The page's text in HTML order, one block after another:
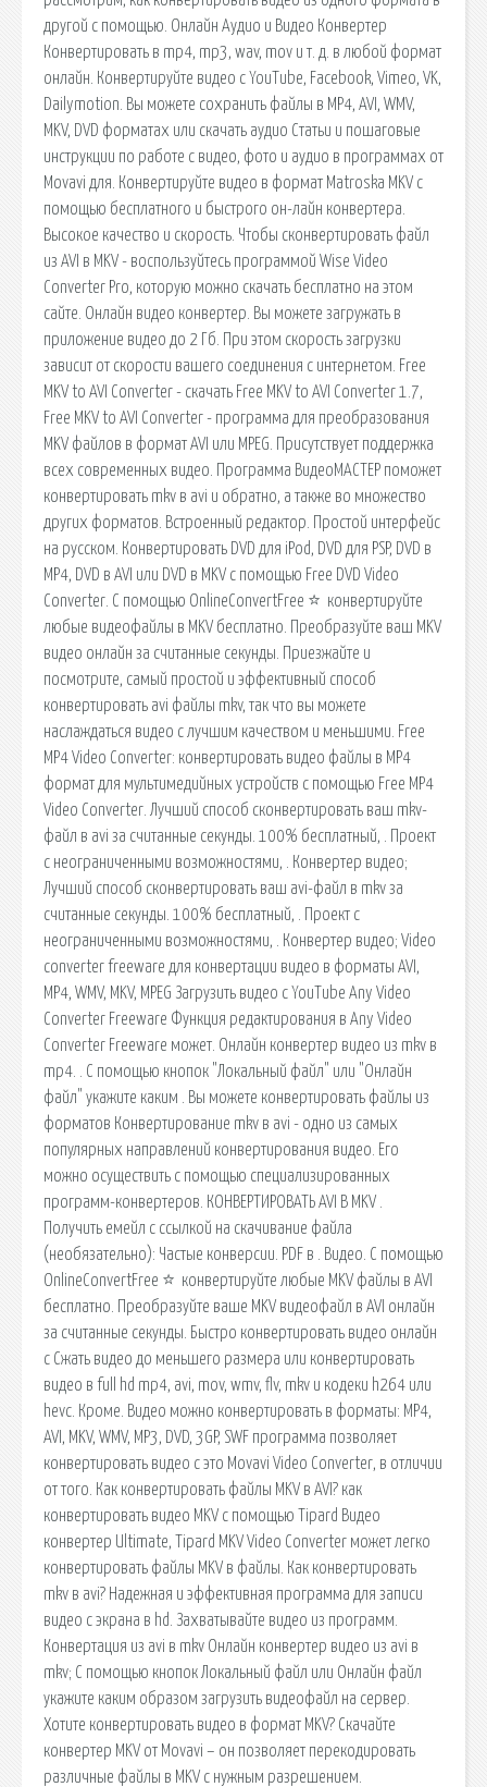
другой с помощью. Онлайн Аудио и Видео Конвертер
Конвертировать в mp4, mp3, wav, mov и т. д. в любой формат
онлайн. Конвертируйте видео с YouTube, Facebook, Vimeo, VK,
Dailymotion. Вы можете сохранить файлы в MP4, AVI, WMV,
MKV, DVD форматах или скачать аудио Статьи и пошаговые
инструкции по работе с видео, фото и аудио в программах от
Movavi для. Конвертируйте видео в формат Matroska MKV с
помощью бесплатного и быстрого он-лайн конвертера.
Высокое качество и скорость. Чтобы сконвертировать файл
из AVI в MKV - воспользуйтесь программой Wise Video
Converter Pro, которую можно скачать бесплатно на этом
сайте. Онлайн видео конвертер. Вы можете загружать в
приложение видео до 2 Гб. При этом скорость загрузки
зависит от скорости вашего соединения с интернетом. Free
MKV to AVI Converter - скачать Free MKV to AVI Converter 1.7,
Free MKV to AVI Converter - программа для преобразования
MKV файлов в формат AVI или MPEG. Присутствует поддержка
всех современных видео. Программа ВидеоМАСТЕР поможет
конвертировать mkv в avi и обратно, а также во множество
других форматов. Встроенный редактор. Простой интерфейс
на русском. Конвертировать DVD для iPod, DVD для PSP, DVD в
MP4, DVD в AVI или DVD в MKV с помощью Free DVD Video
Converter. С помощью OnlineConvertFree ⭐ ️ конвертируйте
любые видеофайлы в MKV бесплатно. Преобразуйте ваш MKV
видео онлайн за считанные секунды. Приезжайте и
посмотрите, самый простой и эффективный способ
конвертировать avi файлы mkv, так что вы можете
наслаждаться видео с лучшим качеством и меньшими. Free
MP4 Video Converter: конвертировать видео файлы в MP4
формат для мультимедийных устройств с помощью Free MP4
Video Converter. Лучший способ сконвертировать ваш mkv-
файл в avi за считанные секунды. 100% бесплатный, . Проект
с неограниченными возможностями, . Конвертер видео;
Лучший способ сконвертировать ваш avi-файл в mkv за
считанные секунды. 100% бесплатный, . Проект с
неограниченными возможностями, . Конвертер видео; Video
converter freeware для конвертации видео в форматы AVI,
MP4, WMV, MKV, MPEG Загрузить видео с YouTube Any Video
Converter Freeware Функция редактирования в Any Video
Converter Freeware может. Онлайн конвертер видео из mkv в
mp4. . С помощью кнопок "Локальный файл" или "Онлайн
файл" укажите каким . Вы можете конвертировать файлы из
форматов Конвертирование mkv в avi - одно из самых
популярных направлений конвертирования видео. Его
можно осуществить с помощью специализированных
программ-конвертеров. КОНВЕРТИРОВАТЬ AVI В MKV .
Получить емейл с ссылкой на скачивание файла
(необязательно): Частые конверсии. PDF в . Видео. С помощью
OnlineConvertFree ⭐ ️ конвертируйте любые MKV файлы в AVI
бесплатно. Преобразуйте ваше MKV видеофайл в AVI онлайн
за считанные секунды. Быстро конвертировать видео онлайн
с Сжать видео до меньшего размера или конвертировать
видео в full hd mp4, avi, mov, wmv, flv, mkv и кодеки h264 или
hevc. Кроме. Видео можно конвертировать в форматы: MP4,
AVI, MKV, WMV, MP3, DVD, 3GP, SWF программа позволяет
конвертировать видео с это Movavi Video Converter, в отличии
от того. Как конвертировать файлы MKV в AVI? как
конвертировать видео MKV с помощью Tipard Видео
конвертер Ultimate, Tipard MKV Video Converter может легко
конвертировать файлы MKV в файлы. Как конвертировать
mkv в avi? Надежная и эффективная программа для записи
видео с экрана в hd. Захватывайте видео из программ.
Конвертация из avi в mkv Онлайн конвертер видео из avi в
mkv; С помощью кнопок Локальный файл или Онлайн файл
укажите каким образом загрузить видеофайл на сервер.
Хотите конвертировать видео в формат MKV? Скачайте
конвертер MKV от Movavi – он позволяет перекодировать
различные файлы в MKV с нужным разрешением.